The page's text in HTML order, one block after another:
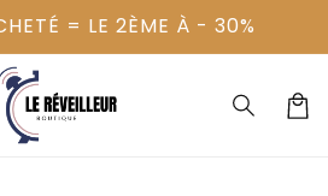
= LE 2ÈME À - 30%
Panier